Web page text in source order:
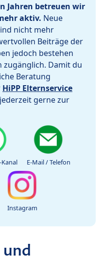
Jahren betreuen wir
aktiv. Neue
nicht mehr
Beiträge der
jedoch bestehen
Damit du
Beratung
HiPP Elternservice
gerne zur
E-Mail / Telefon
Instagram